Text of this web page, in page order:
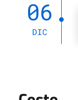
06
DIC